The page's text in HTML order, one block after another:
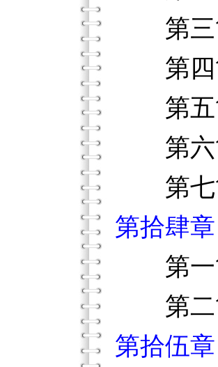
第三
第四
第五
第六
第七
第拾肆
第一
第二
第拾伍